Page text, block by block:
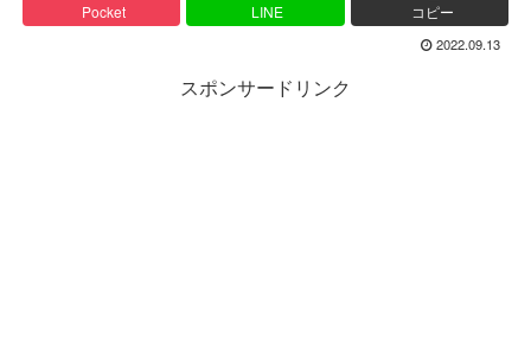
Pocket LINE コピー
2022.09.13
スポンサードリンク